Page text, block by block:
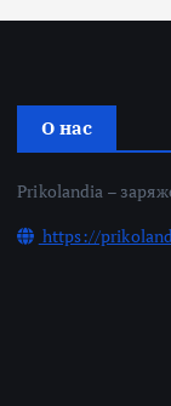
О нас
Prikolandia –
https://